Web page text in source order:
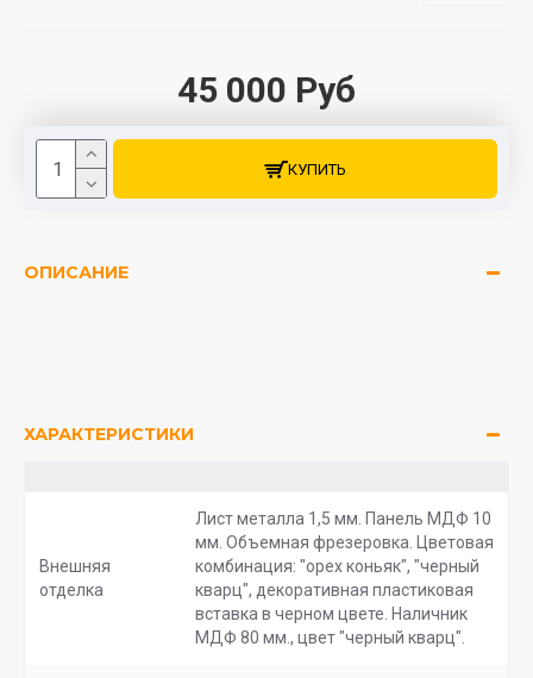
45 000 Руб
КУПИТЬ
ОПИСАНИЕ
ХАРАКТЕРИСТИКИ
Внешняя
отделка
Лист металла 1,5 мм. Панель МДФ 10
мм. Объемная фрезеровка. Цветовая
комбинация: "орех коньяк", "черный
кварц", декоративная пластиковая
вставка в черном цвете. Наличник
МДФ 80 мм., цвет "черный кварц".